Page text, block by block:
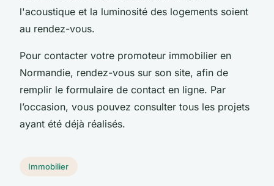
l'acoustique et la luminosité des logements soient
au rendez-vous.
Pour contacter votre promoteur immobilier en
Normandie, rendez-vous sur son site, afin de
remplir le formulaire de contact en ligne. Par
l’occasion, vous pouvez consulter tous les projets
ayant été déjà réalisés.
Immobilier